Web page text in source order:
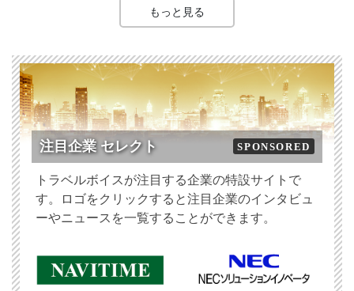
もっと見る
注目企業 セレクト SPONSORED
トラベルボイスが注目する企業の特設サイトで
す。ロゴをクリックすると注目企業のインタビュ
ーやニュースを一覧することができます。